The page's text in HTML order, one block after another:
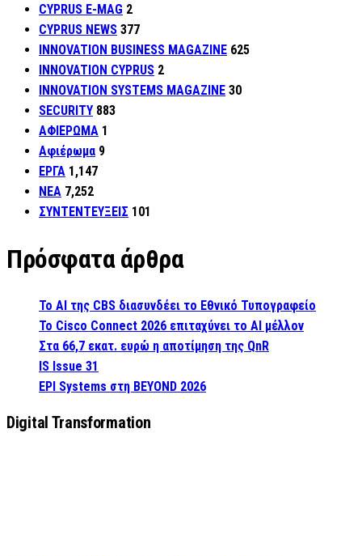
CYPRUS E-MAG 2
CYPRUS NEWS 377
INNOVATION BUSINESS MAGAZINE 625
INNOVATION CYPRUS 2
INNOVATION SYSTEMS MAGAZINE 30
SECURITY 883
ΑΦΙΕΡΩΜΑ 1
Αφιέρωμα 9
ΕΡΓΑ 1,147
ΝΕΑ 7,252
ΣΥΝΤΕΝΤΕΥΞΕΙΣ 101
Πρόσφατα άρθρα
Το AI της CBS διασυνδέει το Εθνικό Τυπογραφείο
Το Cisco Connect 2026 επιταχύνει το AI μέλλον
Στα 66,7 εκατ. ευρώ η αποτίμηση της QnR
IS Issue 31
EPI Systems στη BEYOND 2026
Digital Transformation